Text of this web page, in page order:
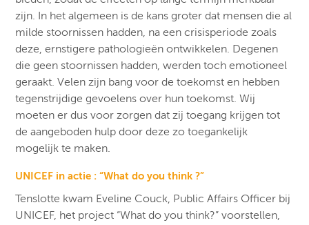
zijn. In het algemeen is de kans groter dat mensen die al
milde stoornissen hadden, na een crisisperiode zoals
deze, ernstigere pathologieën ontwikkelen. Degenen
die geen stoornissen hadden, werden toch emotioneel
geraakt. Velen zijn bang voor de toekomst en hebben
tegenstrijdige gevoelens over hun toekomst. Wij
moeten er dus voor zorgen dat zij toegang krijgen tot
de aangeboden hulp door deze zo toegankelijk
mogelijk te maken.
UNICEF in actie : “What do you think ?”
Tenslotte kwam Eveline Couck, Public Affairs Officer bij
UNICEF, het project “What do you think?” voorstellen,